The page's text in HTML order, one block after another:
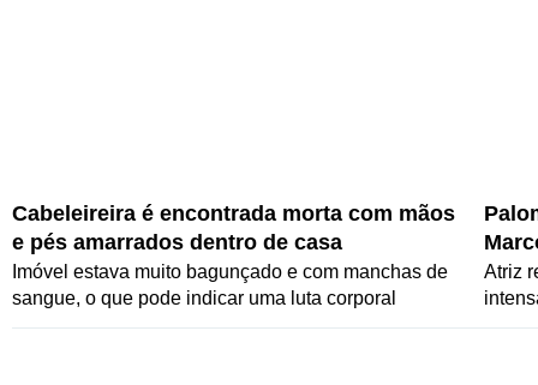
Cabeleireira é encontrada morta com mãos
e pés amarrados dentro de casa
Imóvel estava muito bagunçado e com manchas de
sangue, o que pode indicar uma luta corporal
da
Atriz
veja